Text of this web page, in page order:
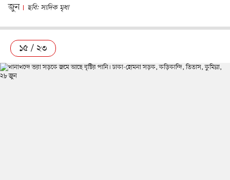
জুন
ছবি: সাদিক মৃধা
১৫ / ২৩